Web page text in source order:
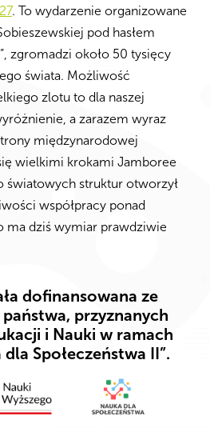
. To wydarzenie organizowane
pod hasłem
zgromadzi około 50 tysięcy
świata. Możliwość
zlotu to dla naszej
a zarazem wyraz
międzynarodowej
wielkimi krokami Jamboree
światowych struktur otworzył
współpracy ponad
ma dziś wymiar prawdziwie
dofinansowana ze
przyznanych
i Nauki w ramach
Społeczeństwa II”.